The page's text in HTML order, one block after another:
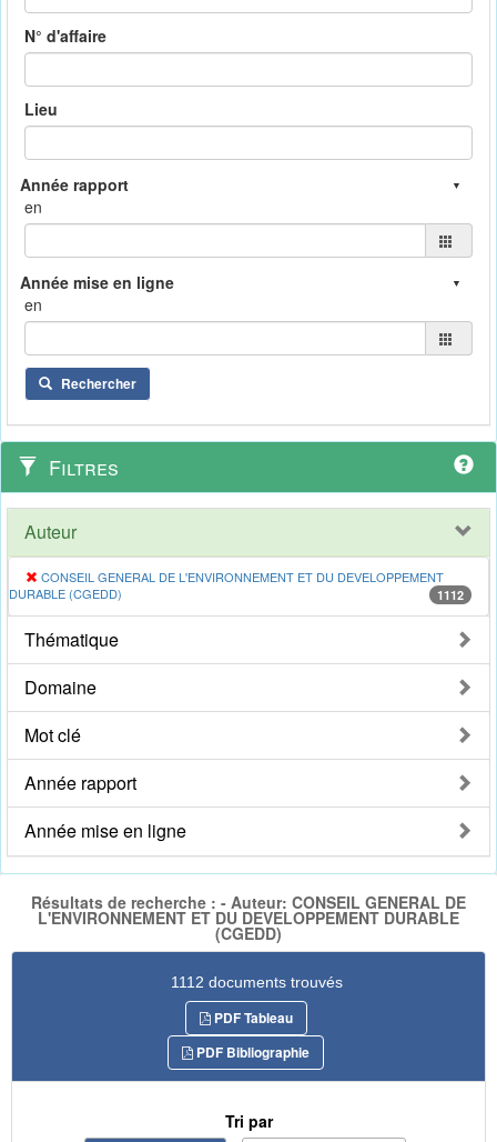
N° d'affaire
Lieu
en
en
Rechercher
Filtres
Auteur
CONSEIL GENERAL DE L'ENVIRONNEMENT ET DU DEVELOPPEMENT
DURABLE (CGEDD)
1112
Thématique
Domaine
Mot clé
Année rapport
Année mise en ligne
Résultats de recherche : - Auteur: CONSEIL GENERAL DE
L'ENVIRONNEMENT ET DU DEVELOPPEMENT DURABLE
(CGEDD)
1112 documents trouvés
PDF Tableau
PDF Bibliographie
Tri par